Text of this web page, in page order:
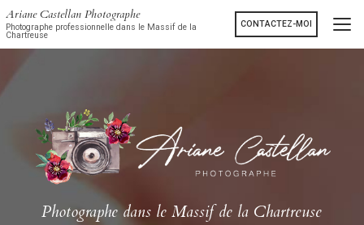
au
contenu
Ariane Castellan Photographe
Photographe professionnelle dans le Massif de la
Chartreuse
CONTACTEZ-MOI
Photographedans le Massif de la Chartreuse